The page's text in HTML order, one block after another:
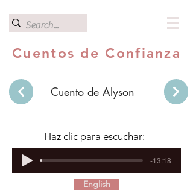
Cuentos de Confianza
Cuento de Alyson
Haz clic para escuchar:
-13:18
English